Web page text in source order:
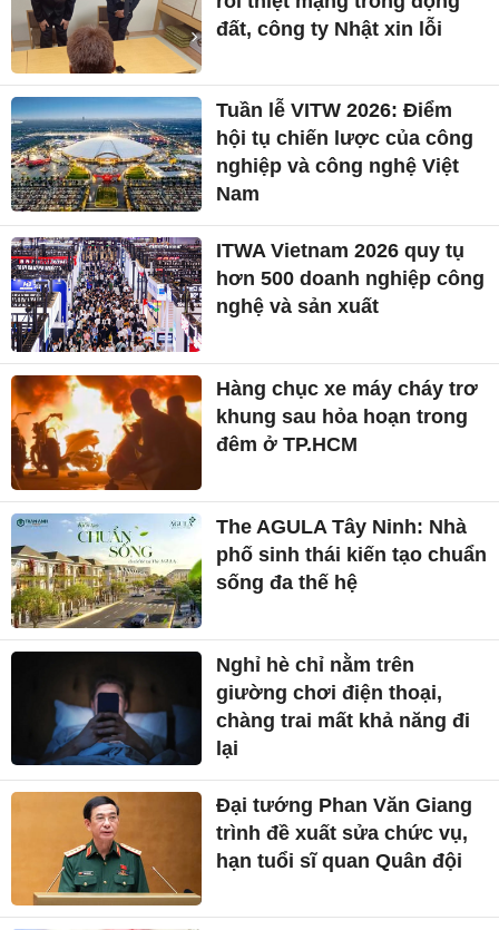
đất, công ty Nhật xin lỗi
Tuần lễ VITW 2026: Điểm
hội tụ chiến lược của công
nghiệp và công nghệ Việt
Nam
ITWA Vietnam 2026 quy tụ
hơn 500 doanh nghiệp công
nghệ và sản xuất
Hàng chục xe máy cháy trơ
khung sau hỏa hoạn trong
đêm ở TP.HCM
The AGULA Tây Ninh: Nhà
phố sinh thái kiến tạo chuẩn
sống đa thế hệ
Nghỉ hè chỉ nằm trên
giường chơi điện thoại,
chàng trai mất khả năng đi
lại
Đại tướng Phan Văn Giang
trình đề xuất sửa chức vụ,
hạn tuổi sĩ quan Quân đội